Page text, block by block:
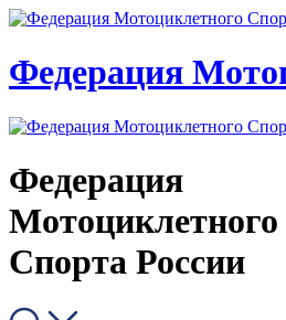
Федерация
Федерация
Мотоциклетного
Спорта России